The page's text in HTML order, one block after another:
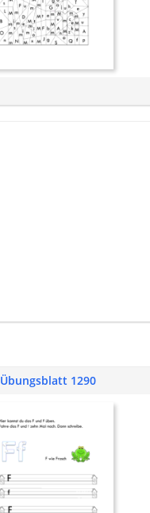
Übungsblatt 1290